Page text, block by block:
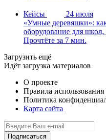
Кейсы
24 июля
«Умные деревяшки»:
оборудование для
Прочтёте за 7 мин.
Загрузить ещё
Идёт загрузка материалов
О проекте
Правила использования
Политика
Карта сайта